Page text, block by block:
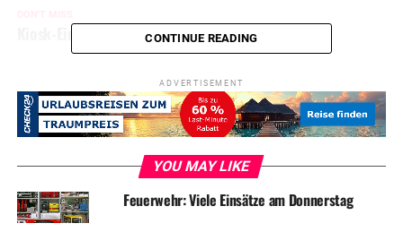
Kiosk-Einbrecher klauen Zigaretten
CONTINUE READING
ADVERTISEMENT
YOU MAY LIKE
Feuerwehr: Viele Einsätze am Donnerstag